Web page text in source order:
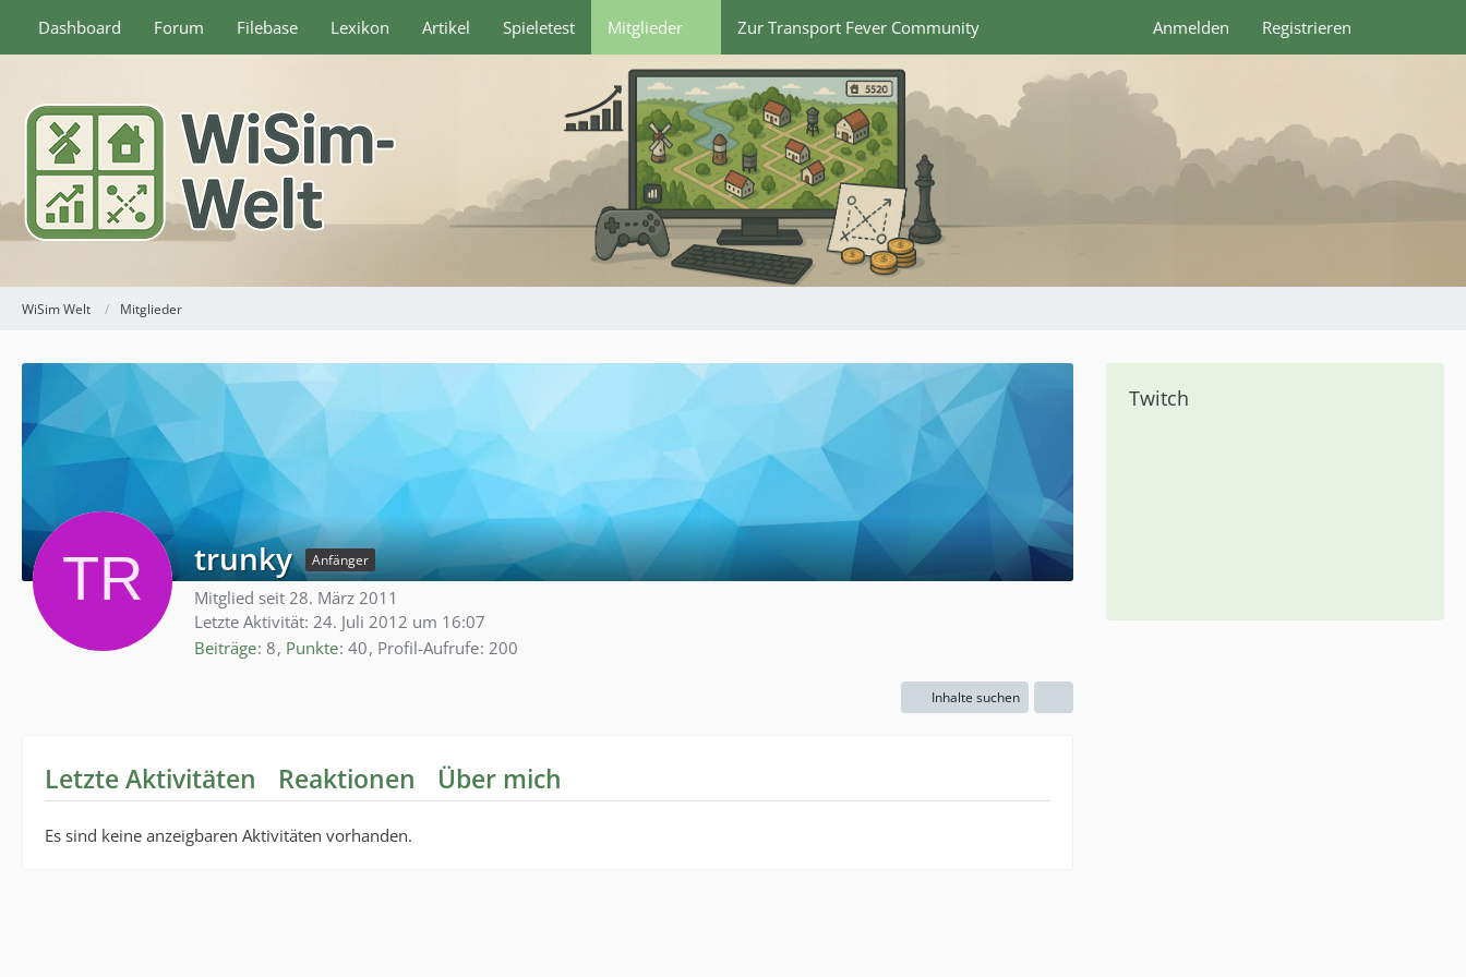
Dashboard Forum Filebase Lexikon Artikel Spieletest Mitglieder Zur Transport Fever Community Anmelden Registrieren
WiSim Welt Mitglieder
trunky Anfänger
Mitglied seit 28. März 2011
Letzte Aktivität: 24. Juli 2012 um 16:07
Beiträge 8 Punkte 40 Profil-Aufrufe 200
Inhalte suchen
Letzte Aktivitäten Reaktionen Über mich
Es sind keine anzeigbaren Aktivitäten vorhanden.
Twitch